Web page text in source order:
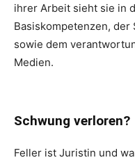
ihrer Arbeit sieht sie in
Basiskompetenzen,
sowie dem
Medien.
Schwung verloren?
Feller ist Juristin und